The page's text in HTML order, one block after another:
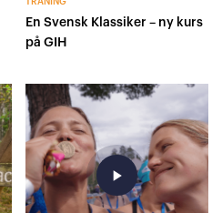
TRÄNING
En Svensk Klassiker – ny kurs
på GIH
play_arrow